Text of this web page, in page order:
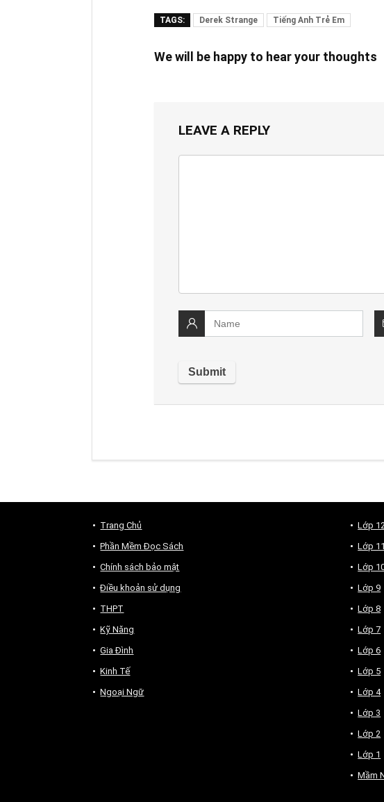
TAGS: Derek Strange Tiếng Anh Trẻ Em
We will be happy to hear your thoughts
LEAVE A REPLY
Trang Chủ
Phần Mềm Đọc Sách
Chính sách bảo mật
Điều khoản sử dụng
THPT
Kỹ Năng
Gia Đình
Kinh Tế
Ngoại Ngữ
Lớp
Lớp 11
Lớp
Lớp 9
Lớp 8
Lớp 7
Lớp 6
Lớp 5
Lớp 4
Lớp 3
Lớp 2
Lớp 1
Mầm